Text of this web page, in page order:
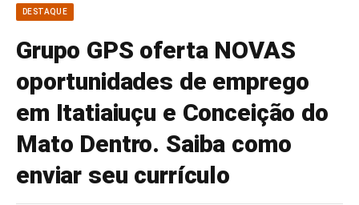
DESTAQUE
Grupo GPS oferta NOVAS
oportunidades de emprego
em Itatiaiuçu e Conceição do
Mato Dentro. Saiba como
enviar seu currículo